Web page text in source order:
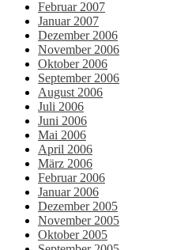
Februar 2007
Januar 2007
Dezember 2006
November 2006
Oktober 2006
September 2006
August 2006
Juli 2006
Juni 2006
Mai 2006
April 2006
März 2006
Februar 2006
Januar 2006
Dezember 2005
November 2005
Oktober 2005